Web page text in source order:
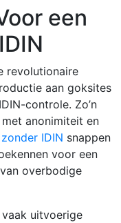
een
revolutionaire
aan goksites
controle. Zo’n
anonimiteit en
IDIN snappen
voor een
overbodige
uitvoerige